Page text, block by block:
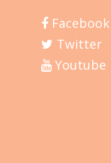
Facebook
Twitter
Youtube